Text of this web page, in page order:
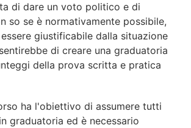
di dare un voto politico e di
so se è normativamente possibile,
giustificabile dalla situazione
di creare una graduatoria
della prova scritta e pratica
ha l'obiettivo di assumere tutti
graduatoria ed è necessario